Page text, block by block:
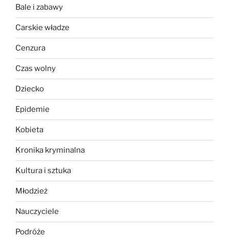
Bale i zabawy
Carskie władze
Cenzura
Czas wolny
Dziecko
Epidemie
Kobieta
Kronika kryminalna
Kultura i sztuka
Młodzież
Nauczyciele
Podróże